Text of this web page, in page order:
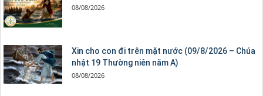
08/08/2026
Xin cho con đi trên mặt nước (09/8/2026 – Chúa
nhật 19 Thường niên năm A)
08/08/2026